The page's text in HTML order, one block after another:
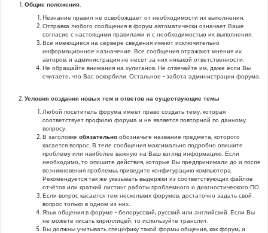
Общие положения.
Hезнание правил не освобождает от необходимости их выполнения.
Отправка любого сообщения в форум автоматически означает Ваше
согласие с настоящими правилами и с необходимостью их выполнения.
Все имеющиеся на сервере сведения имеют исключительно
информационное назначение. Все сообщения отражают мнения их
авторов, и администрация не несет за них никакой ответственности.
Не обращайте внимания на хулиганов. Не отвечайте им, даже если Вы
считаете, что Вас оскорбили. Остальное - забота администрации форума.
Условия создания новых тем и ответов на существующие темы
Любой посетитель форума имеет право создать тему, которая
соответствует профилю форума и не является повторной по данному
вопросу.
В заголовке обязательно обозначьте название предмета, которого
касается вопрос. В теле сообщения максимально подробно опишите
проблему или наиболее важную на Ваш взгляд информацию. Если
необходимо, то опишите действия, которые Вы предпринимали до и после
возникновения проблемы, приведите конфигурацию компьютера.
Рекомендуется так же указывать выдержки из соответствующих файлов
отчётов или краткий листинг работы проблемного и диагностического ПО.
Если вопрос касается тем нескольких форумов, достаточно задать свой
вопрос только в одном из них.
Язык общения в форуме - белорусский, русский или английский. Если Вы
не можете писать кириллицей, то используйте транслит.
Вы должны учитывать специфику такой формы общения, как форум, и